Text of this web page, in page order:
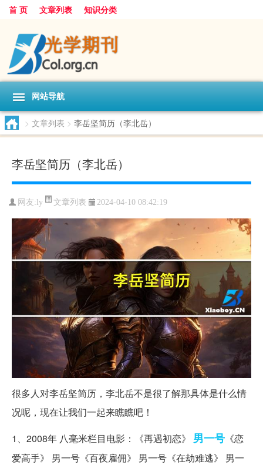
首 页 文章列表 知识分类
网站导航
> 文章列表 > 李岳坚简历（李北岳）
李岳坚简历（李北岳）
网友:ly 文章列表 2024-04-10 08:42:19
很多人对李岳坚简历，李北岳不是很了解那具体是什么情
况呢，现在让我们一起来瞧瞧吧！
1、2008年 八毫米栏目电影：《再遇初恋》 男一号 《恋
爱高手》 男一号《百夜雇佣》 男一号《在劫难逃》 男一